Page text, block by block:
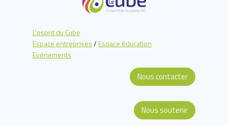
L'esprit du Cube
Espace entreprises/Espace éducation
Evénements
Nous contacter
Nous soutenir